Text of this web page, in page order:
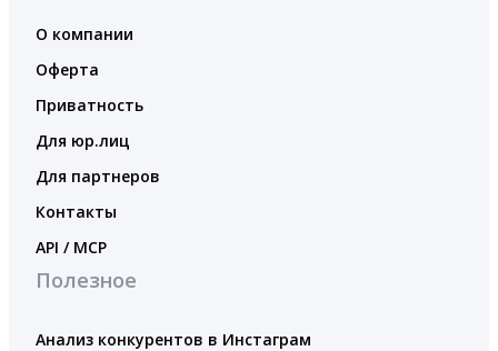
О компании
Оферта
Приватность
Для юр.лиц
Для партнеров
Контакты
API / MCP
Полезное
Анализ конкурентов в Инстаграм